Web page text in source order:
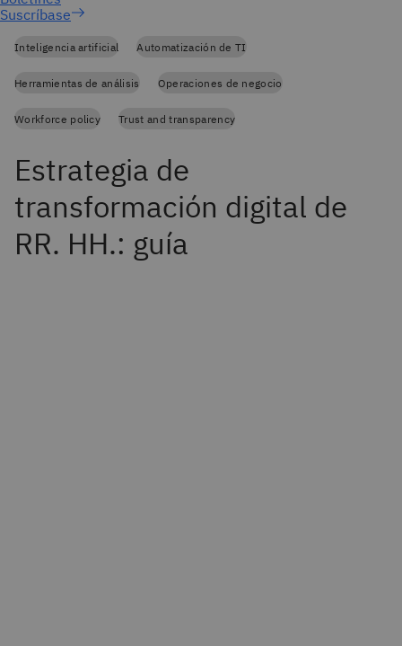
Suscríbase
Inteligencia artificial Automatización de TI
Herramientas de análisis Operaciones de negocio
Workforce policy Trust and transparency
Estrategia de
transformación digital de
RR. HH.: guía